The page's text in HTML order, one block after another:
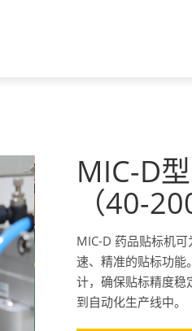
MIC-D
（40-
MIC-D 药品贴标机
速、精准的贴标功能
计，确保贴标精度稳
到自动化生产线中。